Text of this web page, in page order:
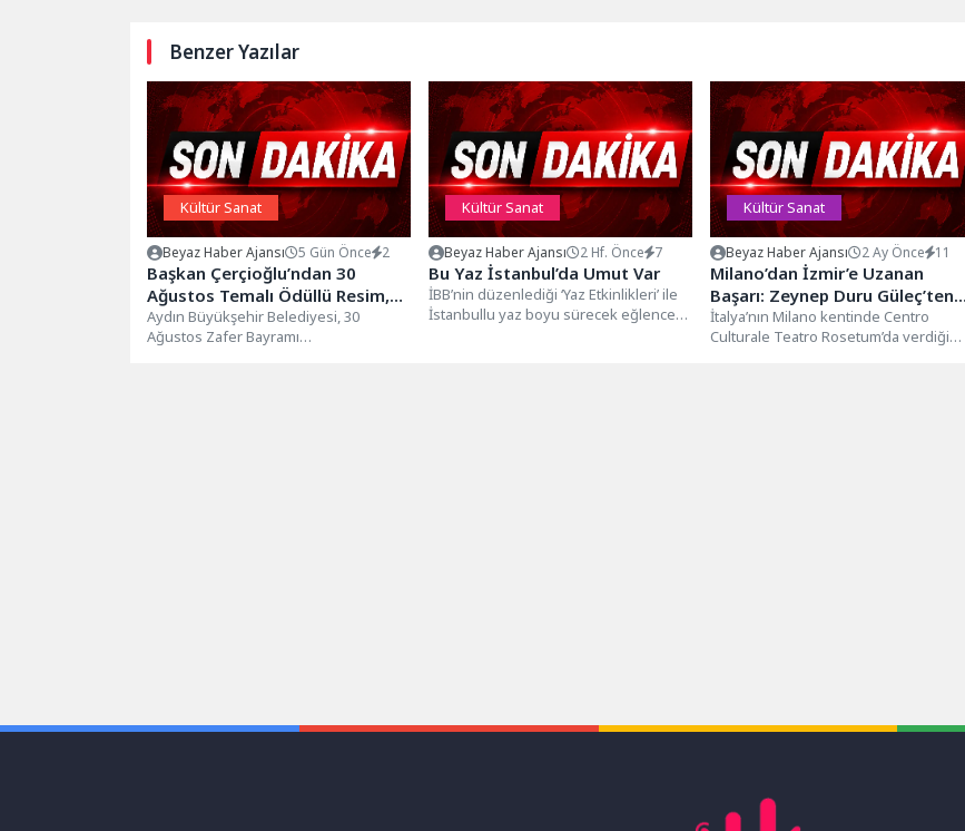
Benzer Yazılar
Kültür Sanat
Beyaz Haber Ajansı 5 Gün Önce 2
Başkan Çerçioğlu’ndan 30
Ağustos Temalı Ödüllü Resim,
Şiir ve Kompozisyon Yarışması
Aydın Büyükşehir Belediyesi, 30
Ağustos Zafer Bayramı
Kültür Sanat
Beyaz Haber Ajansı 2 Hf. Önce 7
Bu Yaz İstanbul’da Umut Var
İBB’nin düzenlediği ‘Yaz Etkinlikleri’ ile
İstanbullu yaz boyu sürecek eğlence
Kültür Sanat
Beyaz Haber Ajansı 2 Ay Önce 11
Milano’dan İzmir’e Uzanan
Başarı: Zeynep Duru Güleç’ten
Alkış Alan Arp Resitali
İtalya’nın Milano kentinde Centro
Culturale Teatro Rosetum’da verdiği